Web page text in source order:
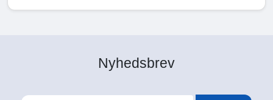
Nyhedsbrev